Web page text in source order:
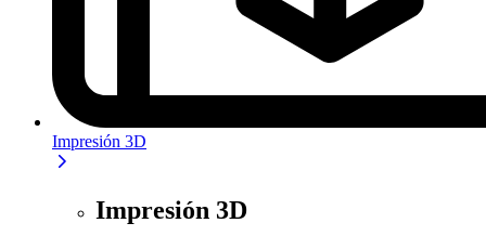
Impresión 3D
Impresión 3D